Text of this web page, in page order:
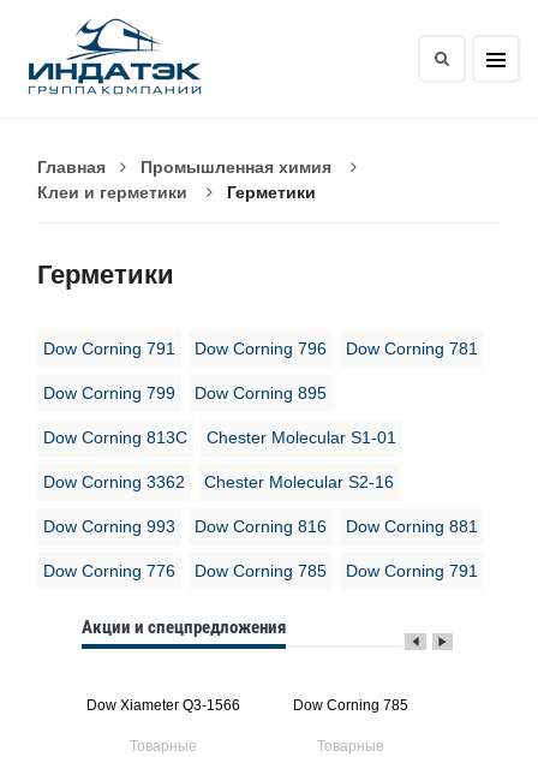
Главная
Промышленная химия
Клеи и герметики
Герметики
Герметики
Dow Corning 791 Dow Corning 796 Dow Corning 781
Dow Corning 799 Dow Corning 895
Dow Corning 813C Chester Molecular S1-01
Dow Corning 3362 Chester Molecular S2-16
Dow Corning 993 Dow Corning 816 Dow Corning 881
Dow Corning 776 Dow Corning 785 Dow Corning 791
Акции и спецпредложения
Dow Xiameter Q3-1566
Товарные
Dow Corning 785
Товарные